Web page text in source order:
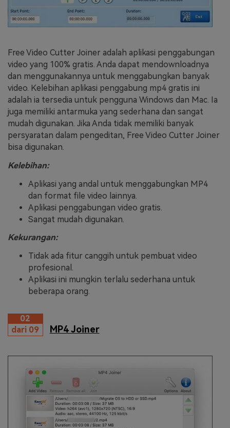
Free Video Cutter Joiner adalah aplikasi penggabungan
video yang 100% gratis. Anda dapat mendownloadnya
dan menggunakannya untuk menggabungkan banyak
video. Kelebihan aplikasi penggabung mp4 gratis ini
adalah ia tersedia untuk pengguna Windows dan Mac. Ia
juga memiliki antarmuka yang sederhana dan sangat
mudah digunakan. Jika Anda tidak memiliki banyak
persyaratan dalam pengeditan, Free Video Cutter Joiner
bisa digunakan.
Kelebihan:
Aplikasi yang andal untuk menggabungkan MP4
dan format file video lainnya.
Aplikasi penggabungan video gratis.
Sangat mudah digunakan.
Kekurangan:
Tidak ada fitur canggih untuk pembuat video
profesional.
Aplikasi ini mungkin terlalu sederhana untuk
beberapa orang.
02
dari 09
MP4 Joiner